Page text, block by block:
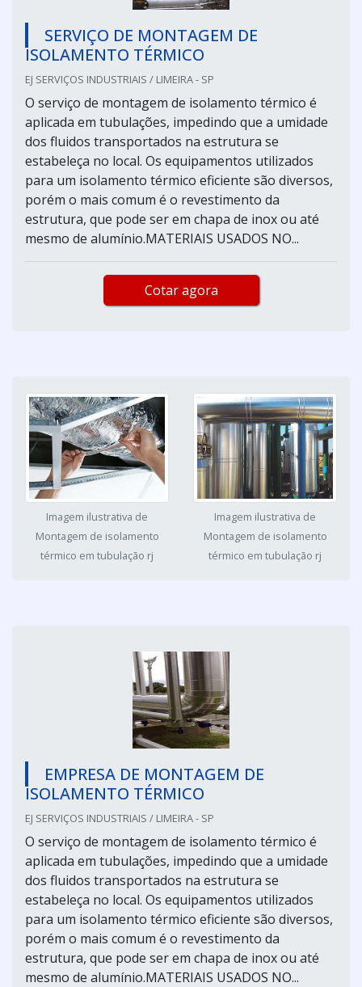
SERVIÇO DE MONTAGEM DE
ISOLAMENTO TÉRMICO
EJ SERVIÇOS INDUSTRIAIS / LIMEIRA - SP
O serviço de montagem de isolamento térmico é
aplicada em tubulações, impedindo que a umidade
dos fluidos transportados na estrutura se
estabeleça no local. Os equipamentos utilizados
para um isolamento térmico eficiente são diversos,
porém o mais comum é o revestimento da
estrutura, que pode ser em chapa de inox ou até
mesmo de alumínio.MATERIAIS USADOS NO...
Cotar agora
Imagem ilustrativa de
Montagem de isolamento
térmico em tubulação rj
Imagem ilustrativa de
Montagem de isolamento
térmico em tubulação rj
EMPRESA DE MONTAGEM DE
ISOLAMENTO TÉRMICO
EJ SERVIÇOS INDUSTRIAIS / LIMEIRA - SP
O serviço de montagem de isolamento térmico é
aplicada em tubulações, impedindo que a umidade
dos fluidos transportados na estrutura se
estabeleça no local. Os equipamentos utilizados
para um isolamento térmico eficiente são diversos,
porém o mais comum é o revestimento da
estrutura, que pode ser em chapa de inox ou até
mesmo de alumínio.MATERIAIS USADOS NO...